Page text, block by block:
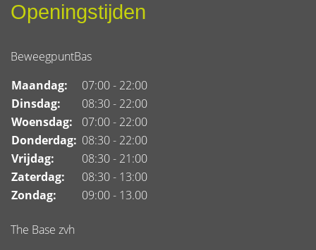
Openingstijden
BeweegpuntBas
Maandag:
07:00 - 22:00
Dinsdag:
08:30 - 22:00
Woensdag:
07:00 - 22:00
Donderdag: 08:30 - 22:00
Vrijdag:
08:30 - 21:00
Zaterdag:
08:30 - 13:00
Zondag:
09:00 - 13.00
The Base zvh